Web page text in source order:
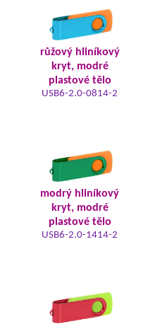
růžový hliníkový
kryt, modré
plastové tělo
USB6-2.0-0814-2
modrý hliníkový
kryt, modré
plastové tělo
USB6-2.0-1414-2